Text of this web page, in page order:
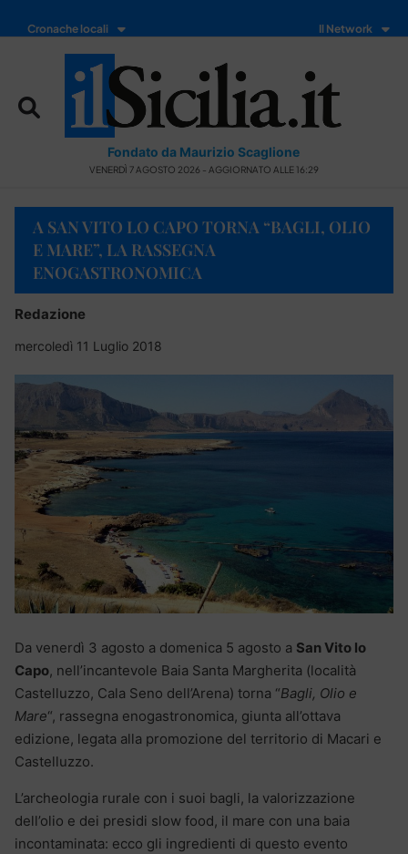
Cronache locali Il Network
Fondato da Maurizio Scaglione
VENERDÌ 7 AGOSTO 2026 - AGGIORNATO ALLE 16:29
A SAN VITO LO CAPO TORNA “BAGLI, OLIO
E MARE”, LA RASSEGNA
ENOGASTRONOMICA
Redazione
mercoledì 11 Luglio 2018
Da venerdì 3 agosto a domenica 5 agosto a San Vito lo
Capo, nell’incantevole Baia Santa Margherita (località
Castelluzzo, Cala Seno dell’Arena) torna “Bagli, Olio e
Mare“, rassegna enogastronomica, giunta all’ottava
edizione, legata alla promozione del territorio di Macari e
Castelluzzo.
L’archeologia rurale con i suoi bagli, la valorizzazione
dell’olio e dei presidi slow food, il mare con una baia
incontaminata: ecco gli ingredienti di questo evento